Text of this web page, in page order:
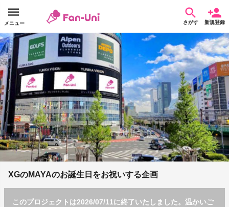
メニュー さがす 新規登録
XGのMAYAのお誕生日をお祝いする企画
このプロジェクトは2026/07/11に終了いたしました。温かいご